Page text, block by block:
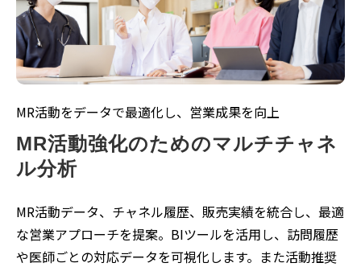
MR活動をデータで最適化し、営業成果を向上
MR活動強化のためのマルチチャネ
ル分析
MR活動データ、チャネル履歴、販売実績を統合し、最適
な営業アプローチを提案。BIツールを活用し、訪問履歴
や医師ごとの対応データを可視化します。また活動推奨